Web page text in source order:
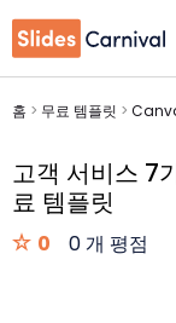
홈 > 무료 템플릿 >
고객 서비스 7
료 템플릿
0 0 개 평점